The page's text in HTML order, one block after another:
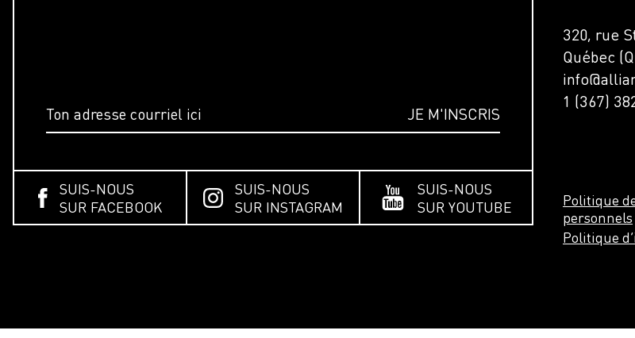
SUIS-NOUS
SUR FACEBOOK
SUIS-NOUS
SUR INSTAGRAM
SUIS-NOUS
SUR YOUTUBE
320, rue
Québec
1 (367)
Politique
personnels
Politique